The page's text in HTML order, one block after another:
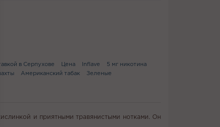
в Серпухове Цена Inflave
5 мг никотина
Американский табак Зеленые
и приятными травянистыми нотками. Он